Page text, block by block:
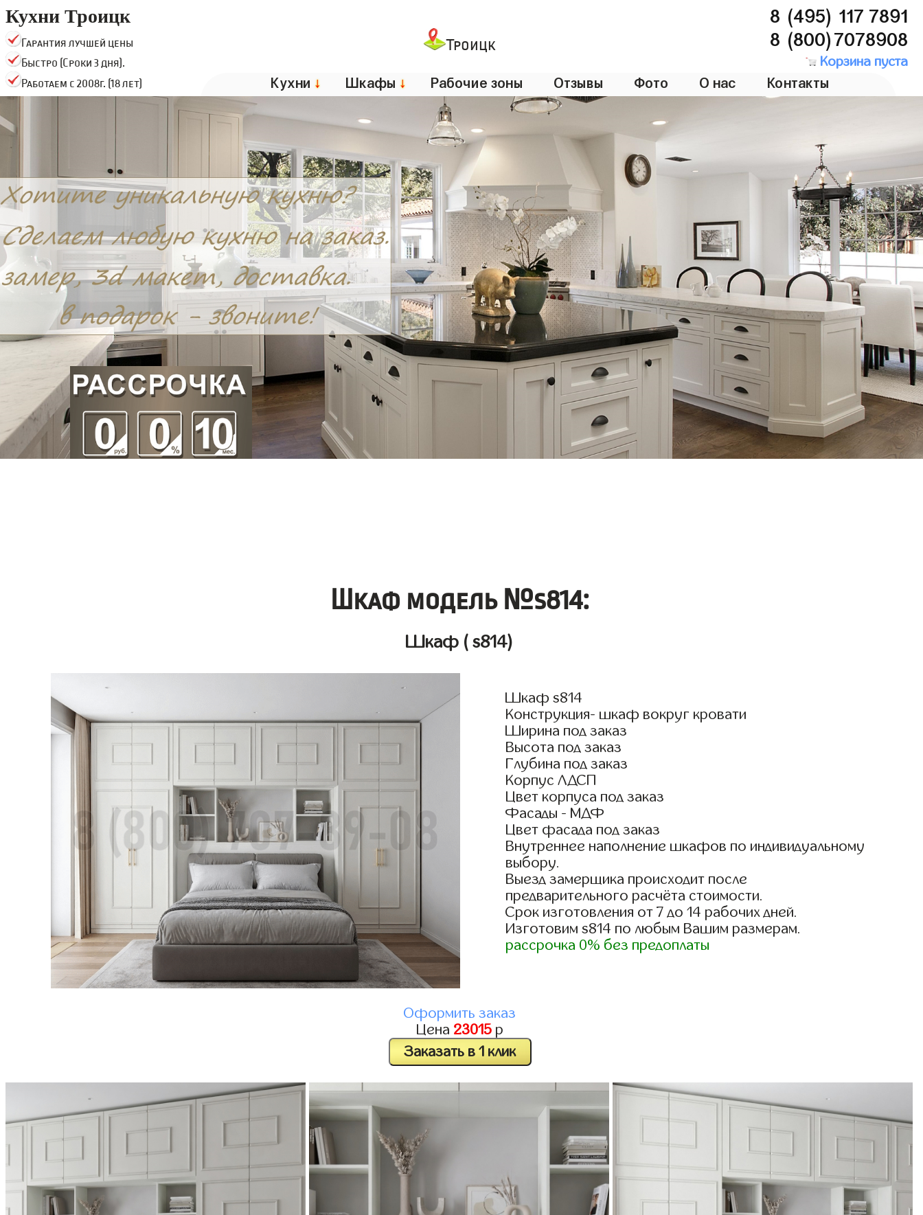
Кухни Троицк
Гарантия лучшей цены
Быстро (Сроки 3 дня).
Работаем с 2008г. (18 лет)
Троицк
8 (495) 117 7891
8 (800)7078908
Корзина пуста
Кухни ↓ Шкафы ↓ Рабочие зоны Отзывы Фото О нас Контакты
Шкаф модель №s814:
Шкаф ( s814)
Шкаф s814
Конструкция- шкаф вокруг кровати
Ширина под заказ
Высота под заказ
Глубина под заказ
Корпус ЛДСП
Цвет корпуса под заказ
Фасады - МДФ
Цвет фасада под заказ
Внутреннее наполнение шкафов по индивидуальному
выбору.
Выезд замерщика происходит после
предварительного расчёта стоимости.
Срок изготовления от 7 до 14 рабочих дней.
Изготовим s814 по любым Вашим размерам.
рассрочка 0% без предоплаты
Оформить заказ
Цена 23015 р
Заказать в 1 клик